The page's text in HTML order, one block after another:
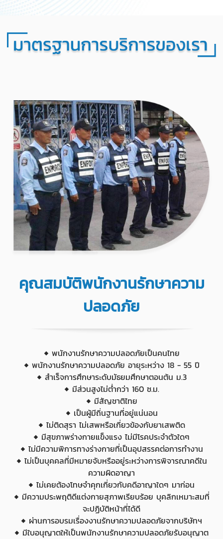
คุณสมบัติพนักงานรักษาความ
ปลอดภัย
◆ พนักงานรักษาความปลอดภัยเป็นคนไทย
◆ พนักงานรักษาความปลอดภัย อายุระหว่าง 18 - 55 ปี
◆ สำเร็จการศึกษาระดับมัธยมศึกษาตอนต้น ม.3
◆ มีส่วนสูงไม่ต่ำกว่า 160 ซ.ม.
◆ มีสัญชาติไทย
◆ เป็นผู้มีถิ่นฐานที่อยู่แน่นอน
◆ ไม่ติดสุรา ไม่เสพหรือเกี่ยวข้องกับยาเสพติด
◆ มีสุขภาพร่างกายแข็งแรง ไม่มีโรคประจำตัวใดๆ
◆ ไม่มีความพิการทางร่างกายที่เป็นอุปสรรคต่อการทำงาน
◆ ไม่เป็นบุคคลที่มีหมายจับหรืออยู่ระหว่างการพิจารณาคดีใน
ความผิดอาญา
◆ ไม่เคยต้องโทษจำคุกเกี่ยวกับคดีอาญาใดๆ มาก่อน
◆ มีความประพฤติดีแต่งกายสุภาพเรียบร้อย บุคลิกเหมาะสมที่
จะปฏิบัติหน้าที่ได้ดี
◆ ผ่านการอบรมเรื่องงานรักษาความปลอดภัยจากบริษัทฯ
◆ มีใบอนุญาตให้เป็นพนักงานรักษาความปลอดภัยรับอนุญาต